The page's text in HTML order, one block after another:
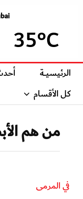
35°C
الرئيسيــة
كل الأقسام
من هم
في المرمى